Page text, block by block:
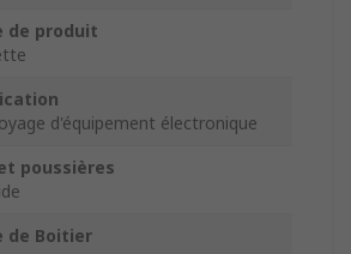
de produit
d'équipement électronique
poussières
de Boitier